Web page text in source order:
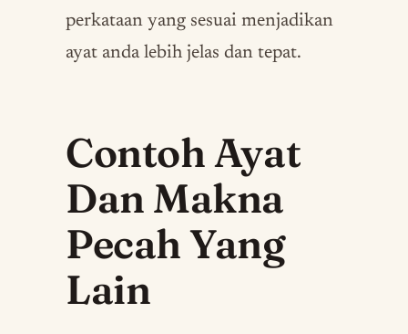
perkataan yang sesuai menjadikan
ayat anda lebih jelas dan tepat.
Contoh Ayat
Dan Makna
Pecah Yang
Lain